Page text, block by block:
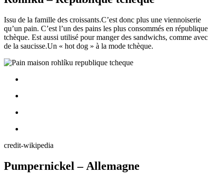
Issu de la famille des croissants.C’est donc plus une viennoiserie
qu’un pain. C’est l’un des pains les plus consommés en république
tchèque. Est aussi utilisé pour manger des sandwichs, comme avec
de la saucisse.Un « hot dog » à la mode tchèque.
credit-wikipedia
Pumpernickel – Allemagne